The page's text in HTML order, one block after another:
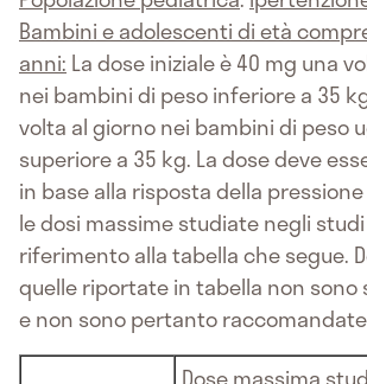
Bambini e adolescenti di età
anni: La dose iniziale è 40 mg una
nei bambini di peso inferiore a 35
volta al giorno nei bambini di peso
superiore a 35 kg. La dose deve
in base alla risposta della
le dosi massime studiate negli
riferimento alla tabella che segue.
quelle riportate in tabella non
e non sono pertanto